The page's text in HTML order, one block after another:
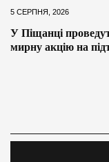
5 СЕРПНЯ, 2026
У Піщанці
мирну акцію на